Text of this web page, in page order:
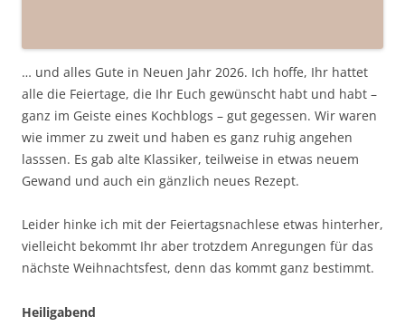
… und alles Gute in Neuen Jahr 2026. Ich hoffe, Ihr hattet
alle die Feiertage, die Ihr Euch gewünscht habt und habt –
ganz im Geiste eines Kochblogs – gut gegessen. Wir waren
wie immer zu zweit und haben es ganz ruhig angehen
lasssen. Es gab alte Klassiker, teilweise in etwas neuem
Gewand und auch ein gänzlich neues Rezept.
Leider hinke ich mit der Feiertagsnachlese etwas hinterher,
vielleicht bekommt Ihr aber trotzdem Anregungen für das
nächste Weihnachtsfest, denn das kommt ganz bestimmt.
Heiligabend